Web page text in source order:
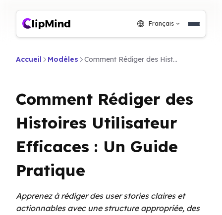
Français
Accueil Modèles Comment Rédiger des Histoires Utilisateur Efficaces : Un Guide Pratique
Comment Rédiger des
Histoires Utilisateur
Efficaces : Un Guide
Pratique
Apprenez à rédiger des user stories claires et
actionnables avec une structure appropriée, des